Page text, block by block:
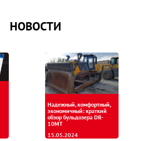
НОВОСТИ
Надежный, комфортный,
экономичный: краткий
обзор бульдозера DR-
10MT
15.05.2024